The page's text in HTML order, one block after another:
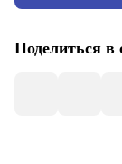
Поделиться в